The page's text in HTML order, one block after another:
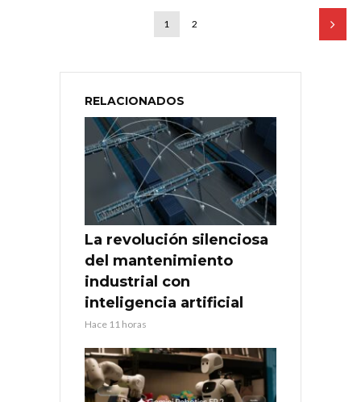
1 2
RELACIONADOS
La revolución silenciosa
del mantenimiento
industrial con
inteligencia artificial
Hace 11 horas